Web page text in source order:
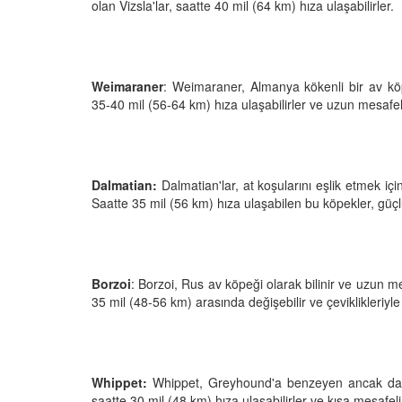
olan Vizsla'lar, saatte 40 mil (64 km) hıza ulaşabilirler.
Weimaraner: Weimaraner, Almanya kökenli bir av
35-40 mil (56-64 km) hıza ulaşabilirler ve uzun
Dalmatian: Dalmatian'lar, at koşularını eşlik etmek
Saatte 35 mil (56 km) hıza ulaşabilen bu köpekler,
Borzoi: Borzoi, Rus av köpeği olarak bilinir ve uzun
35 mil (48-56 km) arasında değişebilir ve çeviklikleriyle
Whippet: Whippet, Greyhound'a benzeyen ancak
Sağlıklı Zayıflama
15.10.2025